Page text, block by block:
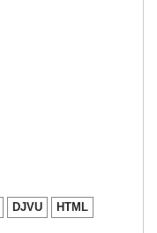
DJVU HTML